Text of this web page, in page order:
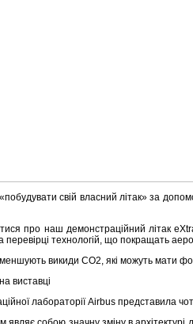
свій власний літак» за
про наш демонстраційний літак
технологій, що покращать
викиди CO2, які можуть мати
виставці
лабораторії Airbus